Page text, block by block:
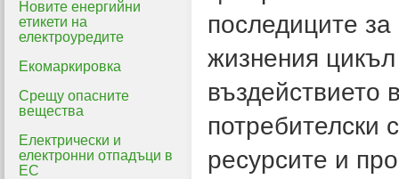
Новите енергийни
етикети на
електроуредите
Екомаркировка
Срещу опасните
вещества
Електрически и
електронни отпадъци в
ЕС
последиците
жизнения цикъл
въздействието
потребителски
ресурсите и